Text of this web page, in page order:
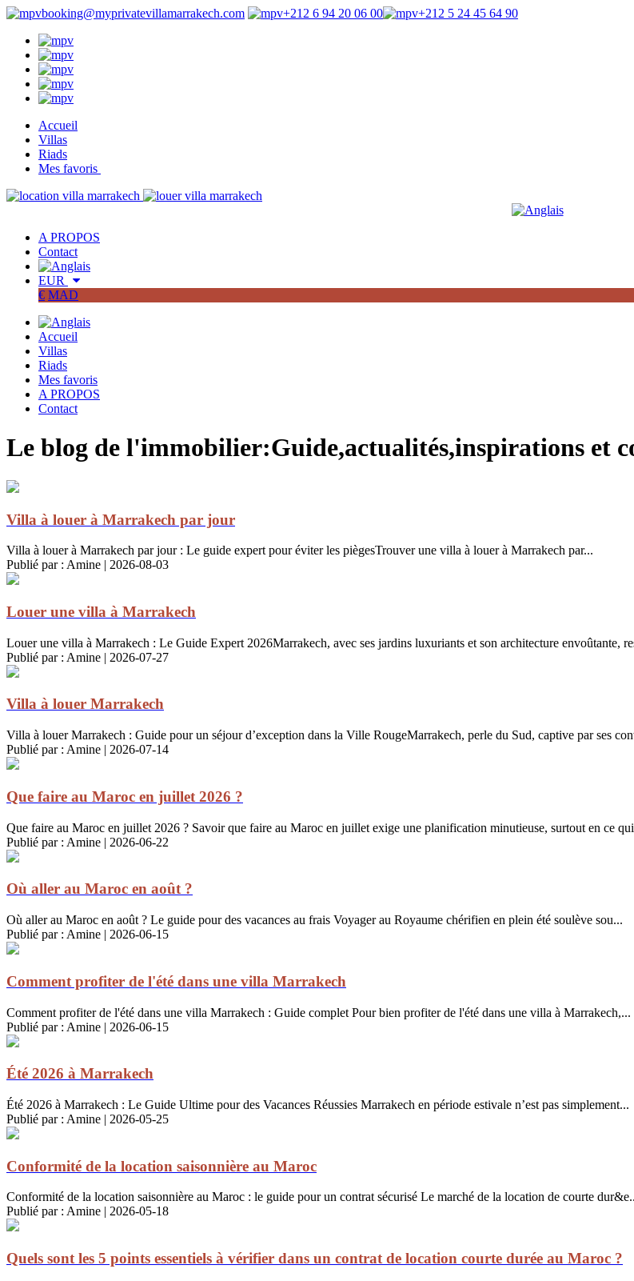
booking@myprivatevillamarrakech.com +212 6 94 20 06 00 +212 5 24 45 64 90
Accueil
Villas
Riads
Mes favoris
A PROPOS
Contact
EUR
€ MAD
Accueil
Villas
Riads
Mes favoris
A PROPOS
Contact
Le blog de l'immobilier:Guide,actualités,inspirations et
Villa à louer à Marrakech par jour
Villa à louer à Marrakech par jour : Le guide expert pour éviter les piègesTrouver une villa à louer à Marrakech par...
Publié par : Amine | 2026-08-03
Louer une villa à Marrakech
Louer une villa à Marrakech : Le Guide Expert 2026Marrakech, avec ses jardins luxuriants et son architecture envoûtante,
Publié par : Amine | 2026-07-27
Villa à louer Marrakech
Villa à louer Marrakech : Guide pour un séjour d’exception dans la Ville RougeMarrakech, perle du Sud, captive par ses
Publié par : Amine | 2026-07-14
Que faire au Maroc en juillet 2026 ?
Que faire au Maroc en juillet 2026 ? Savoir que faire au Maroc en juillet exige une planification minutieuse, surtout en ce
Publié par : Amine | 2026-06-22
Où aller au Maroc en août ?
Où aller au Maroc en août ? Le guide pour des vacances au frais Voyager au Royaume chérifien en plein été soulève sou...
Publié par : Amine | 2026-06-15
Comment profiter de l'été dans une villa Marrakech
Comment profiter de l'été dans une villa Marrakech : Guide complet Pour bien profiter de l'été dans une villa à Marrakech,...
Publié par : Amine | 2026-06-15
Été 2026 à Marrakech
Été 2026 à Marrakech : Le Guide Ultime pour des Vacances Réussies Marrakech en période estivale n’est pas simplement...
Publié par : Amine | 2026-05-25
Conformité de la location saisonnière au Maroc
Conformité de la location saisonnière au Maroc : le guide pour un contrat sécurisé Le marché de la location de courte
Publié par : Amine | 2026-05-18
Quels sont les 5 points essentiels à vérifier dans un contrat de location courte durée au Maroc ?